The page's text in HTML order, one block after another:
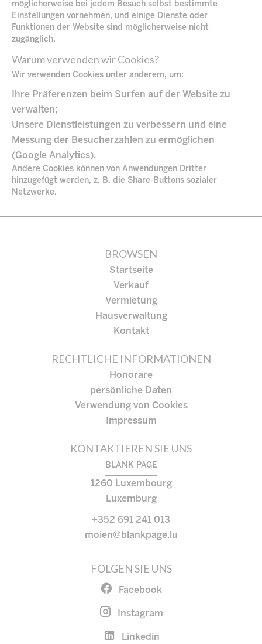
möglicherweise bei jedem Besuch selbst bestimmte
Einstellungen vornehmen, und einige Dienste oder
Funktionen der Website sind möglicherweise nicht
zugänglich.
Warum verwenden wir Cookies?
Wir verwenden Cookies unter anderem, um:
Ihre Präferenzen beim Surfen auf der Website zu
verwalten;
Unsere Dienstleistungen zu verbessern und eine
Messung der Besucherzahlen zu ermöglichen
(Google Analytics).
Andere Cookies können von Anwendungen Dritter
hinzugefügt werden, z. B. die Share-Buttons sozialer
Netzwerke.
BROWSEN
Startseite
Verkauf
Vermietung
Hausverwaltung
Kontakt
RECHTLICHE INFORMATIONEN
Honorare
persönliche Daten
Verwendung von Cookies
Impressum
KONTAKTIEREN SIE UNS
BLANK PAGE
1260 Luxembourg
Luxemburg
+352 691 241 013
moien@blankpage.lu
FOLGEN SIE UNS
Facebook
Instagram
Linkedin